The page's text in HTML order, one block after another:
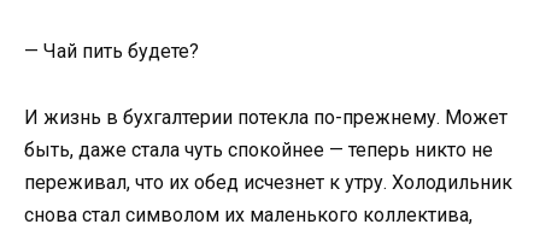
— Чай пить будете?
И жизнь в бухгалтерии потекла по-прежнему. Может
быть, даже стала чуть спокойнее — теперь никто не
переживал, что их обед исчезнет к утру. Холодильник
снова стал символом их маленького коллектива,